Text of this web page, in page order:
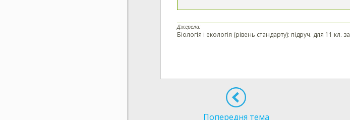
Джерела:
Біологія і екологія (рівень стандарту): підруч. для 11
Попередня тема